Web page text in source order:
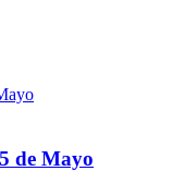
de Mayo